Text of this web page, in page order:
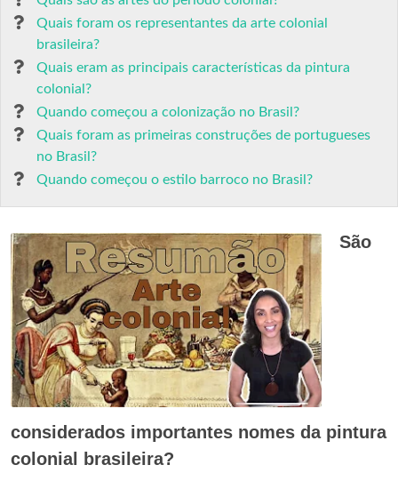
Quais foram os representantes da arte colonial
brasileira?
Quais eram as principais características da pintura
colonial?
Quando começou a colonização no Brasil?
Quais foram as primeiras construções de portugueses
no Brasil?
Quando começou o estilo barroco no Brasil?
São
considerados importantes nomes da pintura
colonial brasileira?